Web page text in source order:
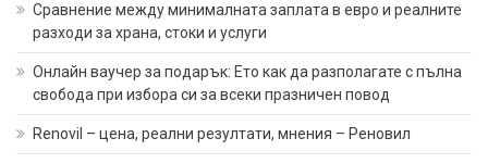
Сравнение между минималната заплата в евро и реалните
разходи за храна, стоки и услуги
Онлайн ваучер за подарък: Ето как да разполагате с пълна
свобода при избора си за всеки празничен повод
Renovil – цена, реални резултати, мнения – Реновил